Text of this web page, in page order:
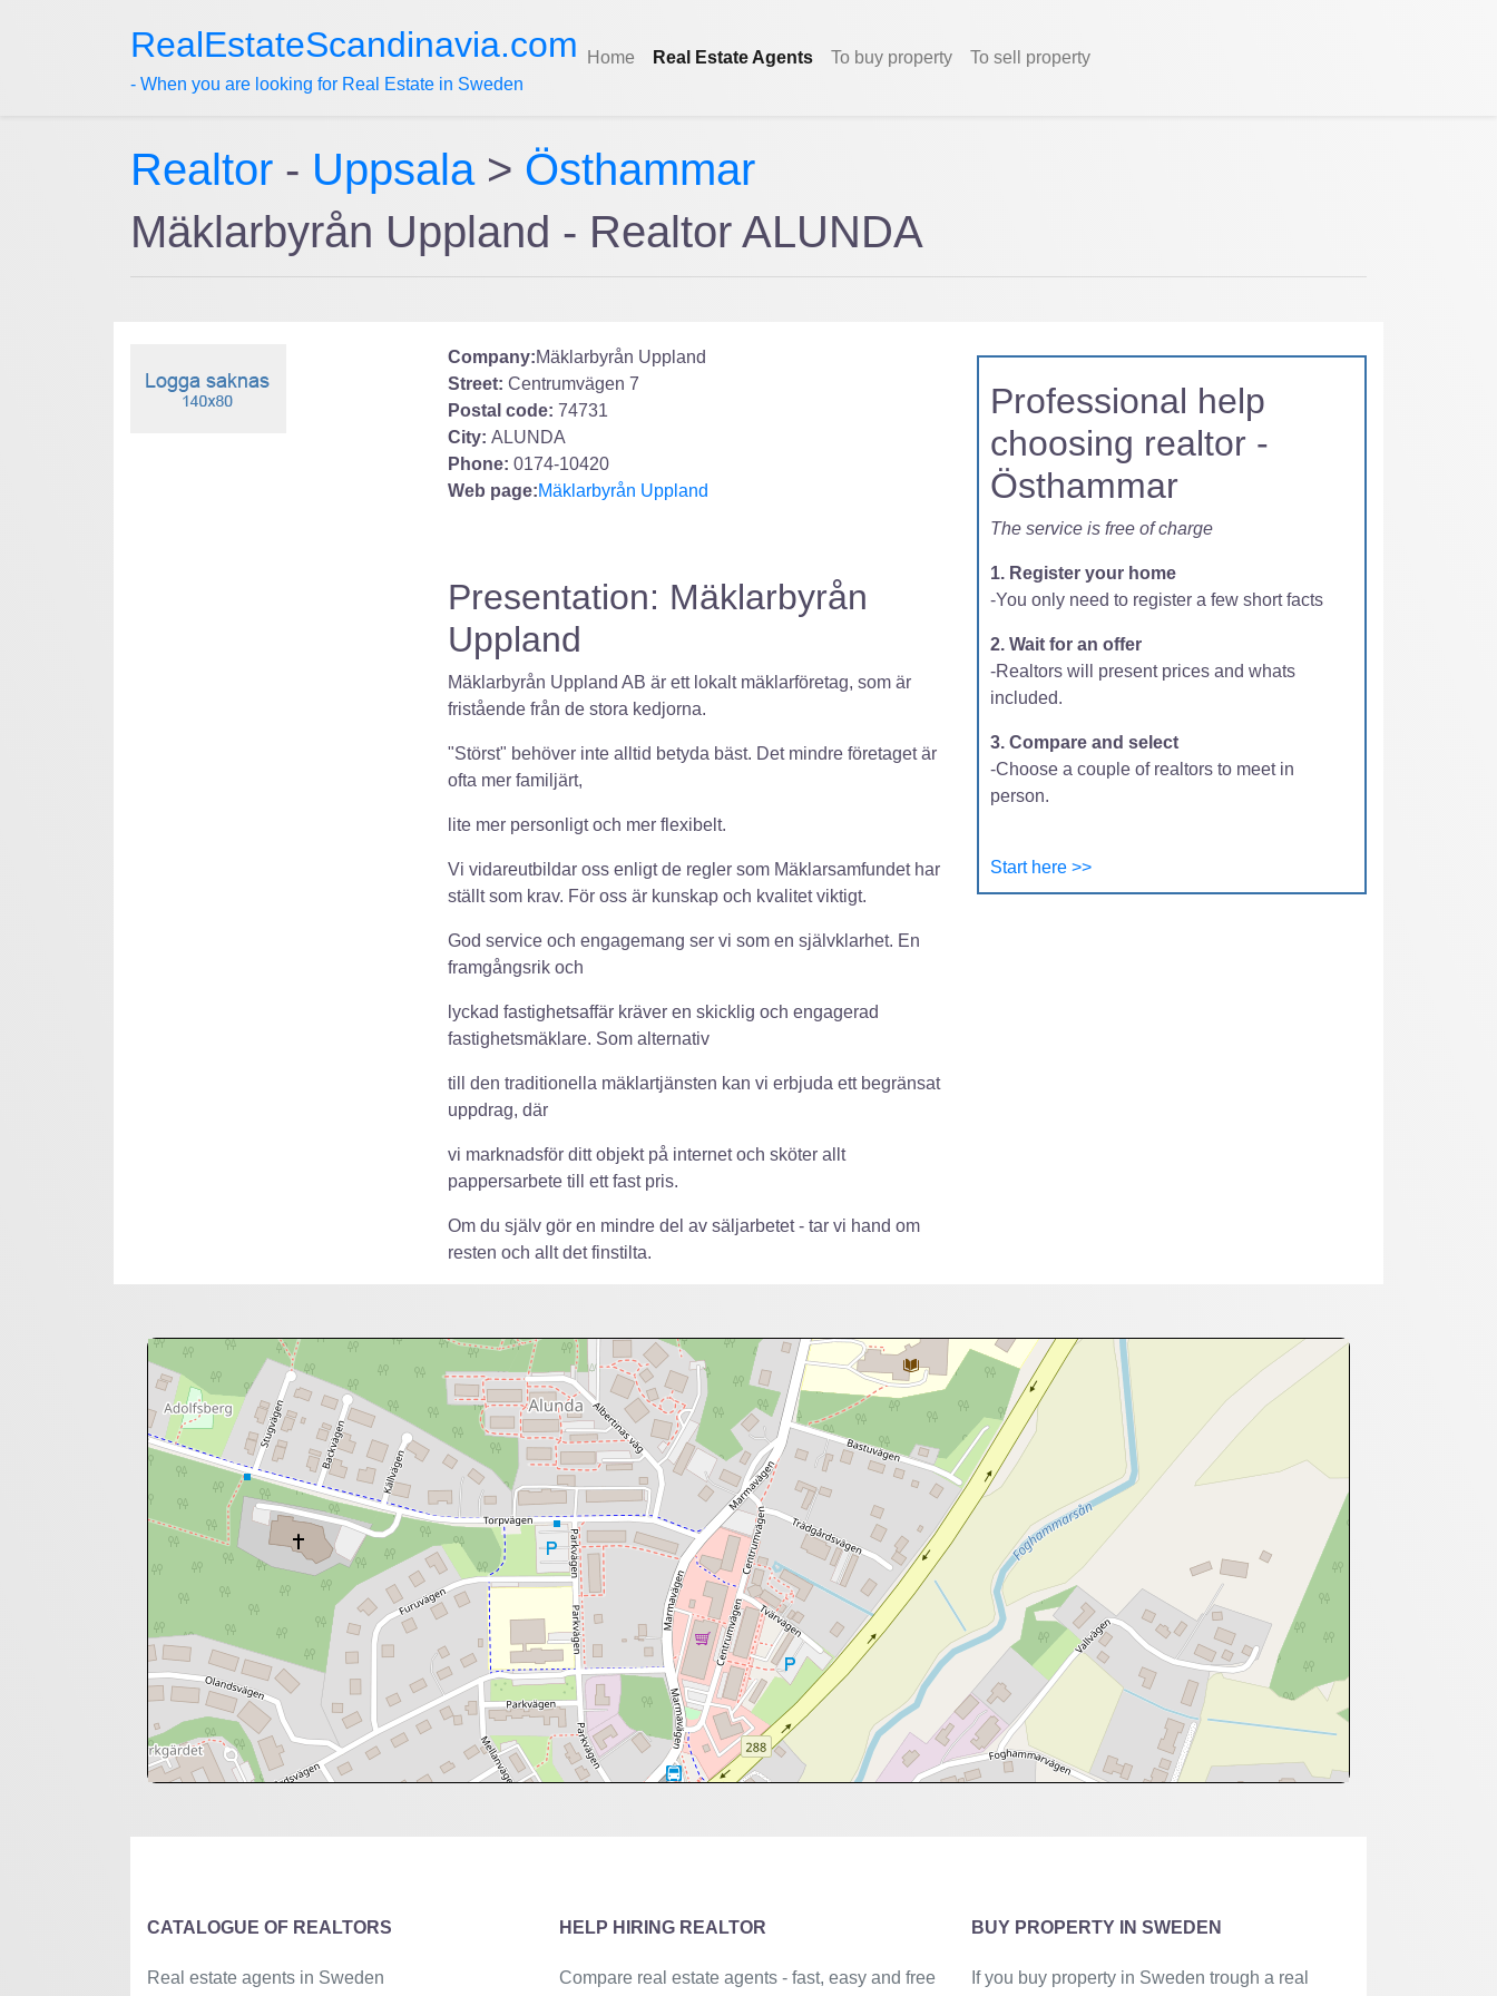
RealEstateScandinavia.com
- When you are looking for Real Estate in Sweden
Home Real Estate Agents To buy property To sell property
Realtor - Uppsala> Östhammar
Mäklarbyrån Uppland - Realtor ALUNDA
Company:Mäklarbyrån Uppland
Street: Centrumvägen 7
Postal code: 74731
City: ALUNDA
Phone: 0174-10420
Web page:Mäklarbyrån Uppland
Presentation: Mäklarbyrån
Uppland
Mäklarbyrån Uppland AB är ett lokalt mäklarföretag, som är
fristående från de stora kedjorna.
"Störst" behöver inte alltid betyda bäst. Det mindre företaget är
ofta mer familjärt,
lite mer personligt och mer flexibelt.
Vi vidareutbildar oss enligt de regler som Mäklarsamfundet har
ställt som krav. För oss är kunskap och kvalitet viktigt.
God service och engagemang ser vi som en självklarhet. En
framgångsrik och
lyckad fastighetsaffär kräver en skicklig och engagerad
fastighetsmäklare. Som alternativ
till den traditionella mäklartjänsten kan vi erbjuda ett begränsat
uppdrag, där
vi marknadsför ditt objekt på internet och sköter allt
pappersarbete till ett fast pris.
Om du själv gör en mindre del av säljarbetet - tar vi hand om
resten och allt det finstilta.
Professional help
choosing realtor -
Östhammar
The service is free of charge
1. Register your home
-You only need to register a few short facts
2. Wait for an offer
-Realtors will present prices and whats
included.
3. Compare and select
-Choose a couple of realtors to meet in
person.
Start here >>
CATALOGUE OF REALTORS
Real estate agents in Sweden
HELP HIRING REALTOR
Compare real estate agents - fast, easy and free
BUY PROPERTY IN SWEDEN
If you buy property in Sweden trough a real